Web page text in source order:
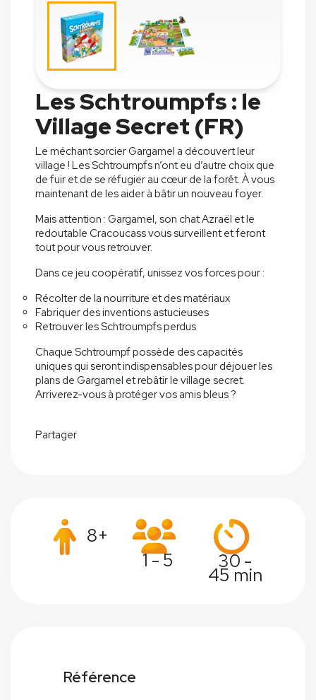
Les Schtroumpfs : le
Village Secret (FR)
Le méchant sorcier Gargamel a découvert leur
village ! Les Schtroumpfs n’ont eu d’autre choix que
de fuir et de se réfugier au cœur de la forêt. À vous
maintenant de les aider à bâtir un nouveau foyer.
Mais attention : Gargamel, son chat Azraël et le
redoutable Cracoucass vous surveillent et feront
tout pour vous retrouver.
Dans ce jeu coopératif, unissez vos forces pour :
Récolter de la nourriture et des matériaux
Fabriquer des inventions astucieuses
Retrouver les Schtroumpfs perdus
Chaque Schtroumpf possède des capacités
uniques qui seront indispensables pour déjouer les
plans de Gargamel et rebâtir le village secret.
Arriverez-vous à protéger vos amis bleus ?
Partager
8+
1 - 5
30 -
45 min
Référence